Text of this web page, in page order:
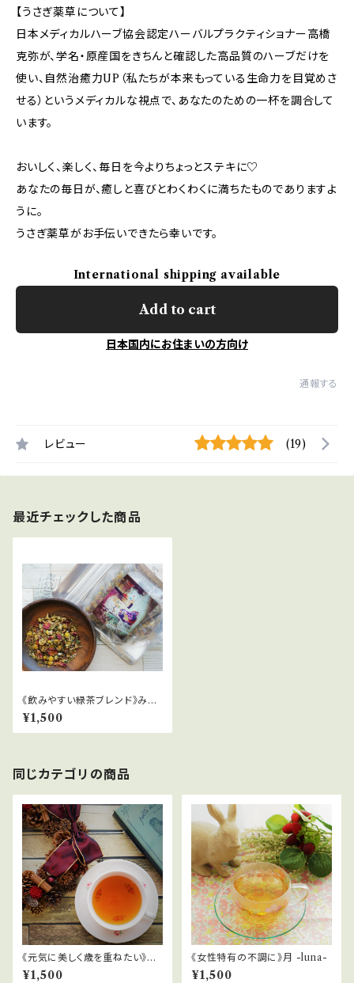
【うさぎ薬草について】
日本メディカルハーブ協会認定ハーバルプラクティショナー高橋
克弥が、学名・原産国をきちんと確認した高品質のハーブだけを
使い、自然治癒力UP（私たちが本来もっている生命力を目覚めさ
せる）というメディカルな視点で、あなたのための一杯を調合して
います。
おいしく、楽しく、毎日を今よりちょっとステキに♡
あなたの毎日が、癒しと喜びとわくわくに満ちたものでありますよ
うに。
うさぎ薬草がお手伝いできたら幸いです。
International shipping available
Add to cart
日本国内にお住まいの方向け
通報する
レビュー (19)
最近チェックした商品
《飲みやすい緑茶ブレンド》みや
ぎの
¥1,500
同じカテゴリの商品
《元気に美しく歳を重ねたい》麗
-uruwashi-
¥1,500
《女性特有の不調に》月 -luna-
¥1,500